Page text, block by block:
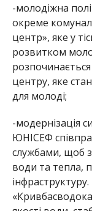
-молодіжна
окреме
центр», яке у
розвитком
центру, яке
для молоді;
-модернізація
ЮНІСЕФ
службами, щоб
води та тепла,